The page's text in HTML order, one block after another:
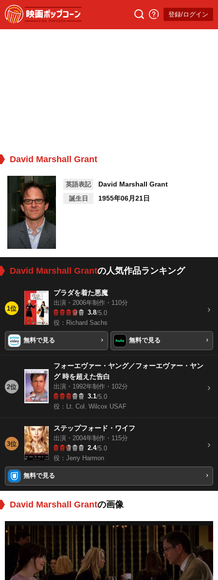
登録/ログイン
David Marshall Grant
英語表記 David Marshall Grant
誕生日 1955年06月21日
David Marshall Grantの人気作品ランキング
1位
プラダを着た悪魔
出演・2006年制作・110分
3.8/5.0
役：Richard Sachs
無料で見る 無料で見る
2位
フォーエヴァー・ヤング／フォーエヴァー・ヤン
グ 時を超えた告白
出演・1992年制作・102分
3.1/5.0
役：Lt. Col. Wilcox USAF
3位
ステップフォード・ワイフ
出演・2004年制作・115分
2.4/5.0
役：Jerry Harmon
無料で見る
David Marshall Grantの画像